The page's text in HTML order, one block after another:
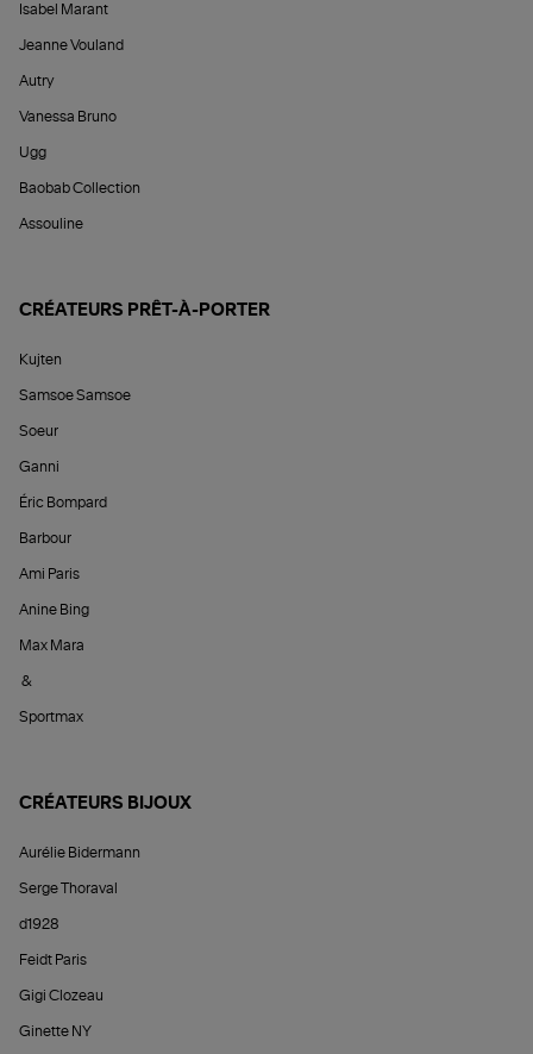
Isabel Marant
Jeanne Vouland
Autry
Vanessa Bruno
Ugg
Baobab Collection
Assouline
CRÉATEURS PRÊT-À-PORTER
Kujten
Samsoe Samsoe
Soeur
Ganni
Éric Bompard
Barbour
Ami Paris
Anine Bing
Max Mara
&
Sportmax
CRÉATEURS BIJOUX
Aurélie Bidermann
Serge Thoraval
d1928
Feidt Paris
Gigi Clozeau
Ginette NY